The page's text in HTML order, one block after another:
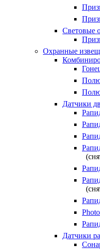
Световые
Охранные
Датчики
Датчики